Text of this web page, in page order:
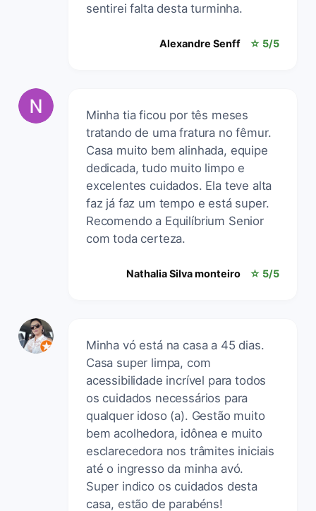
sentirei falta desta turminha.
Alexandre Senff ☆ 5/5
Minha tia ficou por tês meses
tratando de uma fratura no fêmur.
Casa muito bem alinhada, equipe
dedicada, tudo muito limpo e
excelentes cuidados. Ela teve alta
faz já faz um tempo e está super.
Recomendo a Equilíbrium Senior
com toda certeza.
Nathalia Silva monteiro ☆ 5/5
Minha vó está na casa a 45 dias.
Casa super limpa, com
acessibilidade incrível para todos
os cuidados necessários para
qualquer idoso (a). Gestão muito
bem acolhedora, idônea e muito
esclarecedora nos trâmites iniciais
até o ingresso da minha avó.
Super indico os cuidados desta
casa, estão de parabéns!